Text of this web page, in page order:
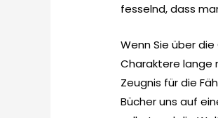
fesselnd, dass
Wenn Sie über
Charaktere lange
Zeugnis für die
Bücher uns auf